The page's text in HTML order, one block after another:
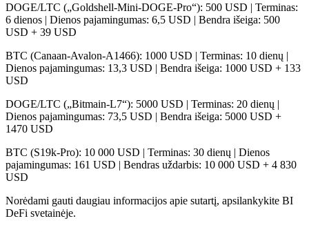
DOGE/LTC („Goldshell-Mini-DOGE-Pro“): 500 USD | Terminas:
6 dienos | Dienos pajamingumas: 6,5 USD | Bendra išeiga: 500
USD + 39 USD
BTC (Canaan-Avalon-A1466): 1000 USD | Terminas: 10 dienų |
Dienos pajamingumas: 13,3 USD | Bendra išeiga: 1000 USD + 133
USD
DOGE/LTC („Bitmain-L7“): 5000 USD | Terminas: 20 dienų |
Dienos pajamingumas: 73,5 USD | Bendra išeiga: 5000 USD +
1470 USD
BTC (S19k-Pro): 10 000 USD | Terminas: 30 dienų | Dienos
pajamingumas: 161 USD | Bendras uždarbis: 10 000 USD + 4 830
USD
Norėdami gauti daugiau informacijos apie sutartį, apsilankykite BI
DeFi svetainėje.